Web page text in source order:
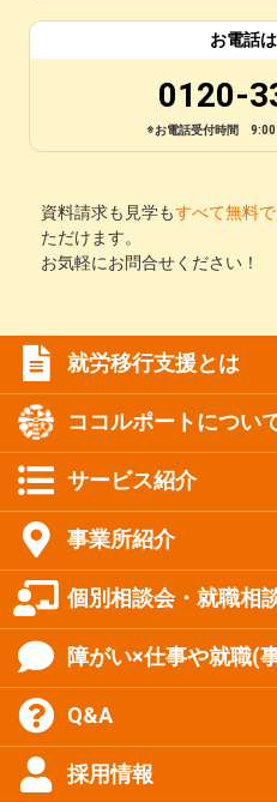
お電話
0120-
※お電話受付時間 9:00
資料請求も見学もすべて無料で
ただけます。
お気軽にお問合せください！
就労移行支援とは
ココルポートについ
サービス紹介
事業所紹介
個別相談会・就職相
障がい×仕事や就職(
Q&A
採用情報